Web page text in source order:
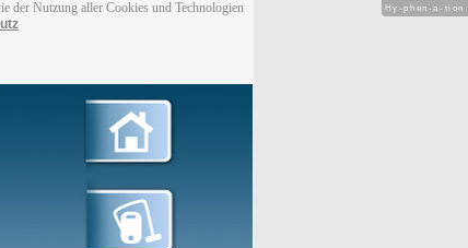
der Nutzung aller Cookies und Technologien
Hy-phen-a-tion